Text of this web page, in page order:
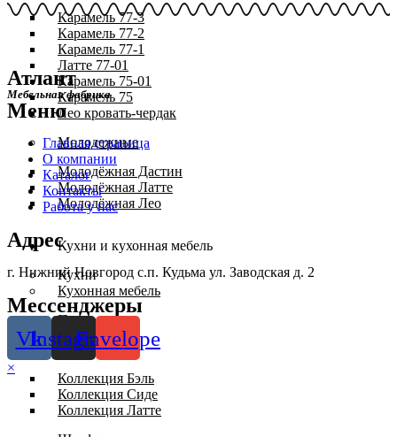
Карамель 77-3
Карамель 77-2
Карамель 77-1
Латте 77-01
Карамель 75-01
Карамель 75
Лео кровать-чердак
Молодежные
Молодёжная Дастин
Молодёжная Латте
Молодёжная Лео
Кухни и кухонная мебель
Кухни
Кухонная мебель
Прихожие
Коллекции
Коллекция Бэль
Коллекция Сиде
Коллекция Латте
Атлант
Мебельная фабрика
Меню
Главная страница
О компании
Каталог
Контакты
Работа у нас
Адрес
г. Нижний Новгород с.п. Кудьма ул. Заводская д. 2
Мессенджеры
VkInstagramEnvelope
×